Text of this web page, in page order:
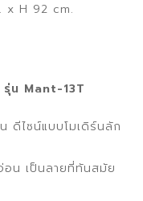
x H 92 cm.
น Mant-13T
ดีไซน์แบบโมเดิร์นลัก
อน เป็นลายที่ทันสมัย